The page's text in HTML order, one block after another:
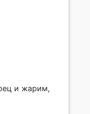
и жарим,